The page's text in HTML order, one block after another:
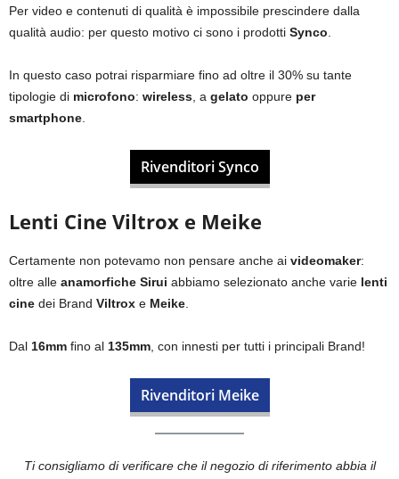
Per video e contenuti di qualità è impossibile prescindere dalla
qualità audio: per questo motivo ci sono i prodotti Synco
In questo caso potrai risparmiare fino ad oltre il 30% su tante
tipologie di microfono: wireless , a gelato oppure per
smartphone
Rivenditori Synco
Lenti Cine Viltrox e Meike
Certamente non potevamo non pensare anche ai videomaker:
oltre alle anamorfiche Sirui abbiamo selezionato anche varie lenti
cine dei Brand Viltrox e Meike
Dal 16mm fino al 135mm , con innesti per tutti i principali Brand!
Rivenditori Meike
Ti consigliamo di verificare che il negozio di riferimento abbia il